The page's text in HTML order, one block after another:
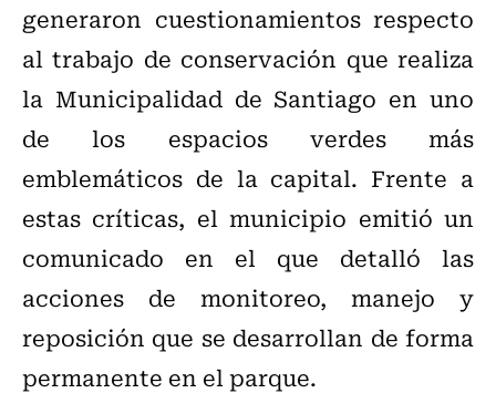
generaron cuestionamientos respecto
al trabajo de conservación que realiza
la Municipalidad de Santiago en uno
de los espacios verdes más
emblemáticos de la capital. Frente a
estas críticas, el municipio emitió un
comunicado en el que detalló las
acciones de monitoreo, manejo y
reposición que se desarrollan de forma
permanente en el parque.